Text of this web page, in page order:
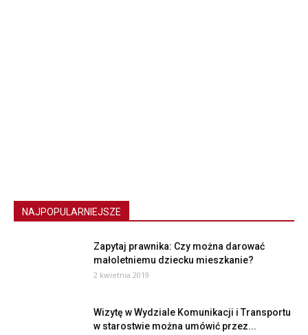
NAJPOPULARNIEJSZE
Zapytaj prawnika: Czy można darować
małoletniemu dziecku mieszkanie?
2 kwietnia 2019
Wizytę w Wydziale Komunikacji i Transportu
w starostwie można umówić przez...